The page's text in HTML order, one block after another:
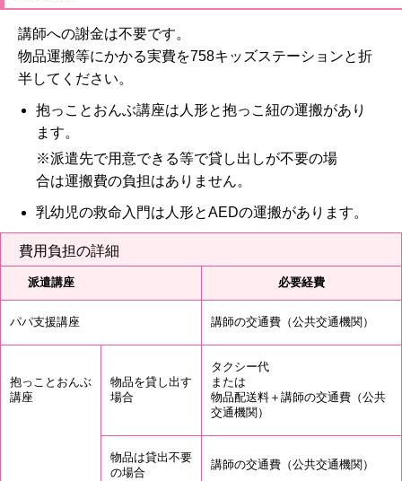
講師への謝金は不要です。
物品運搬等にかかる実費を758キッズステーションと折
半してください。
抱っことおんぶ講座は人形と抱っこ紐の運搬があり
ます。
※派遣先で用意できる等で貸し出しが不要の場
合は運搬費の負担はありません。
乳幼児の救命入門は人形とAEDの運搬があります。
費用負担の詳細
派遣講座 必要経費
パパ支援講座 講師の交通費（公共交通機関）
抱っことおんぶ
講座
物品を貸し出す
場合
タクシー代
または
物品配送料＋講師の交通費（公共
交通機関）
物品は貸出不要
の場合
講師の交通費（公共交通機関）